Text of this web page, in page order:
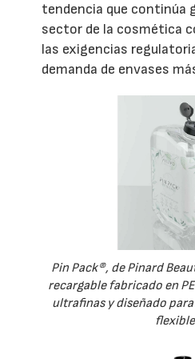
tendencia que continúa
sector de la cosmética
las exigencias
demanda de envases
Pin Pack®, de Pinard
recargable fabricado en
ultrafinas y diseñado